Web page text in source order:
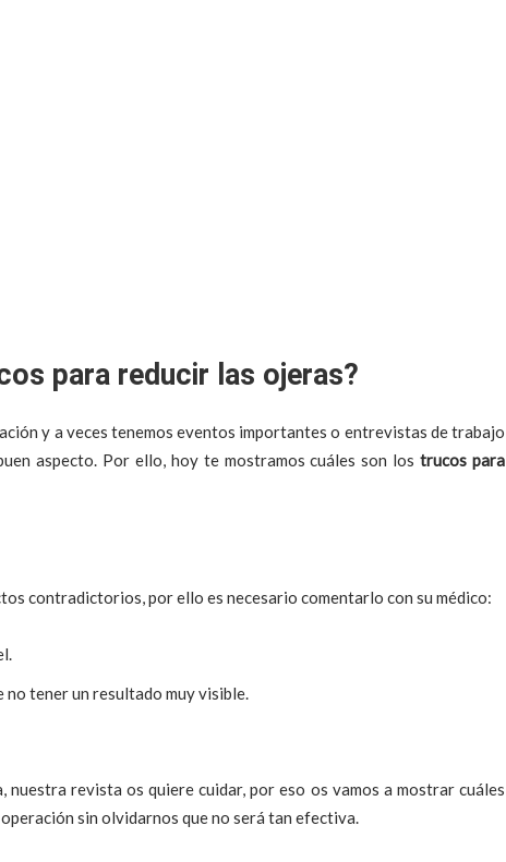
para reducir las ojeras?
y a veces tenemos eventos importantes o entrevistas de trabajo
aspecto. Por ello, hoy te mostramos cuáles son lostrucos para
contradictorios, por ello es necesario comentarlo con su médico:
no tener un resultado muy visible.
nuestra revista os quiere cuidar, por eso os vamos a mostrar cuáles
sin olvidarnos que no será tan efectiva.